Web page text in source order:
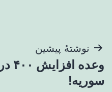
راهبری
نوشته
نوشتهٔ پیشین
سوریه!